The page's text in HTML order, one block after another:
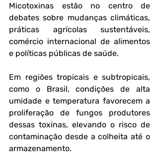
Micotoxinas estão no centro de
debates sobre mudanças climáticas,
práticas agrícolas sustentáveis,
comércio internacional de alimentos
e políticas públicas de saúde.
Em regiões tropicais e subtropicais,
como o Brasil, condições de alta
umidade e temperatura favorecem a
proliferação de fungos produtores
dessas toxinas, elevando o risco de
contaminação desde a colheita até o
armazenamento.